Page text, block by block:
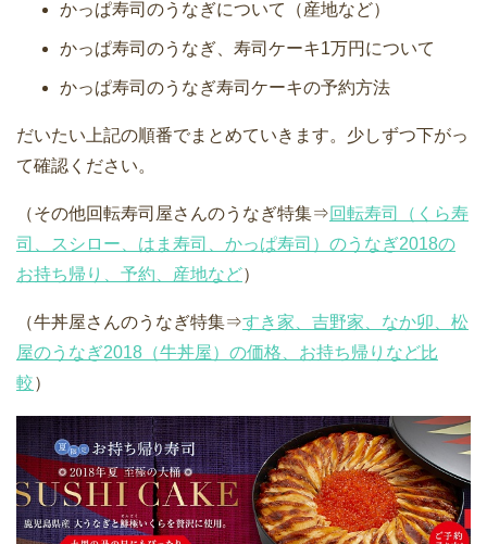
かっぱ寿司のうなぎについて（産地など）
かっぱ寿司のうなぎ、寿司ケーキ1万円について
かっぱ寿司のうなぎ寿司ケーキの予約方法
だいたい上記の順番でまとめていきます。少しずつ下がっ
て確認ください。
（その他回転寿司屋さんのうなぎ特集⇒回転寿司（くら寿
司、スシロー、はま寿司、かっぱ寿司）のうなぎ2018の
お持ち帰り、予約、産地など）
（牛丼屋さんのうなぎ特集⇒すき家、吉野家、なか卯、松
屋のうなぎ2018（牛丼屋）の価格、お持ち帰りなど比
較）